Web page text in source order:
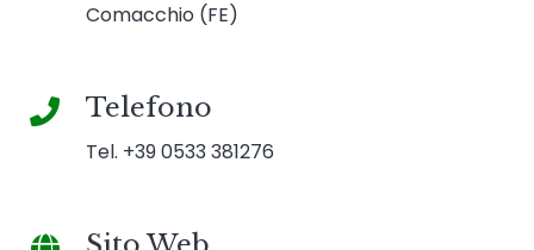
Comacchio (FE)
Telefono
Tel. +39 0533 381276